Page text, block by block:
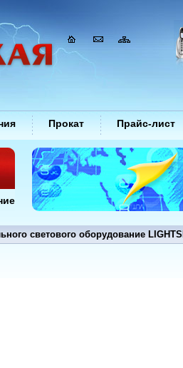
светового оборудование
Прокат Прайс-лист